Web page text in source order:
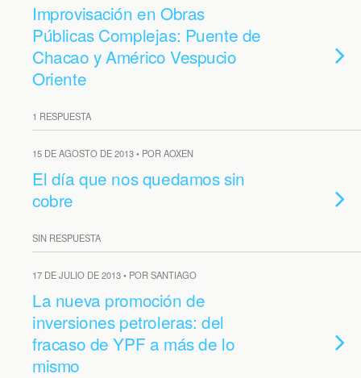
Improvisación en Obras
Públicas Complejas: Puente de
Chacao y Américo Vespucio
Oriente
1 RESPUESTA
15 DE AGOSTO DE 2013 • POR AOXEN
El día que nos quedamos sin
cobre
SIN RESPUESTA
17 DE JULIO DE 2013 • POR SANTIAGO
La nueva promoción de
inversiones petroleras: del
fracaso de YPF a más de lo
mismo